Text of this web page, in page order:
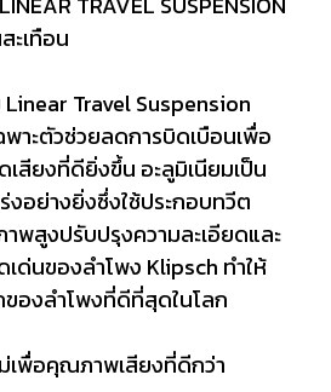
ะเทือน
Travel Suspension
พาะตัวช่วยลดการบิดเบือนเพื่อ
เสียงที่ดียิ่งขึ้น อะลูมิเนียมเป็น
งอย่างยิ่งซึ่งใช้ประกอบทวีต
าพสูงปรับปรุงความละเอียดและ
เด่นของลำโพง Klipsch ทำให้
องลำโพงที่ดีที่สุดในโลก
เพื่อคุณภาพเสียงที่ดีกว่า